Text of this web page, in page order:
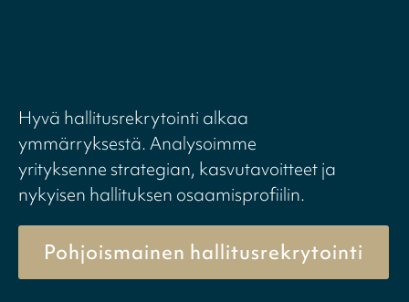
Hyvä hallitusrekrytointi alkaa
ymmärryksestä. Analysoimme
yrityksenne strategian, kasvutavoitteet ja
nykyisen hallituksen osaamisprofiilin.
Pohjoismainen hallitusrekrytointi